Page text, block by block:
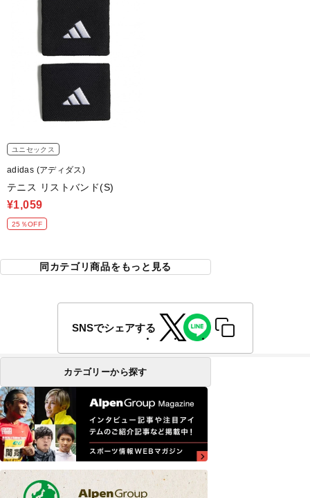
ユニセックス
adidas (アディダス)
テニス リストバンド(S)
¥1,059
25％OFF
同カテゴリ商品をもっと見る
SNSでシェアする
カテゴリーから探す